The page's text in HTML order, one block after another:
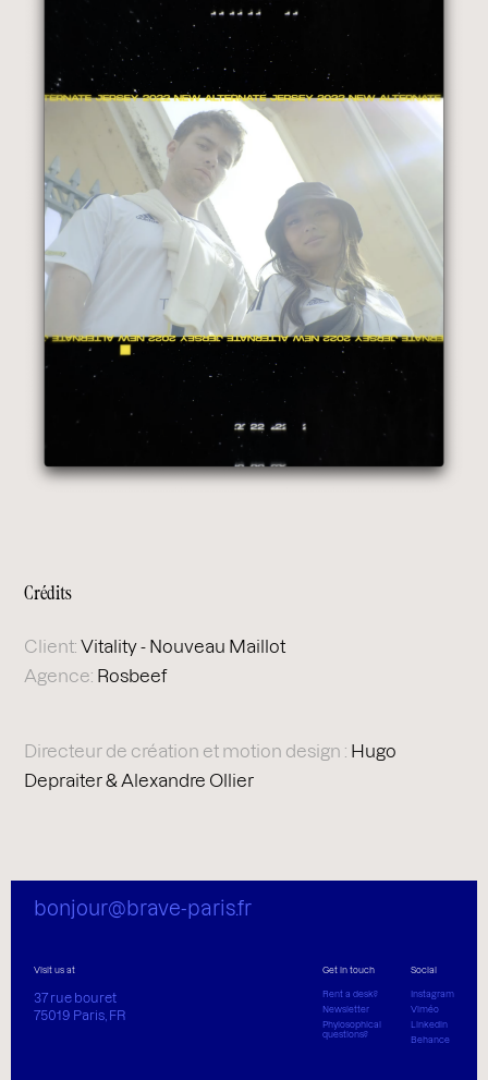
Crédits
Client: Vitality - Nouveau Maillot
Agence: Rosbeef
Directeur de création et motion design : Hugo
Depraiter & Alexandre Ollier
bonjour@brave-paris.fr
Visit us at
37 rue bouret
75019 Paris, FR
Get in touch
Rent a desk?
Newsletter
Phylosophical
questions?
Social
Instagram
Viméo
Linkedin
Behance